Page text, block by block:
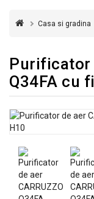
INVERTOARE
UPS
STABILIZATOARE
DE
TENSIUNE
CASA
GRADINA
Casa si gradina
Purificator
Q34FA cu